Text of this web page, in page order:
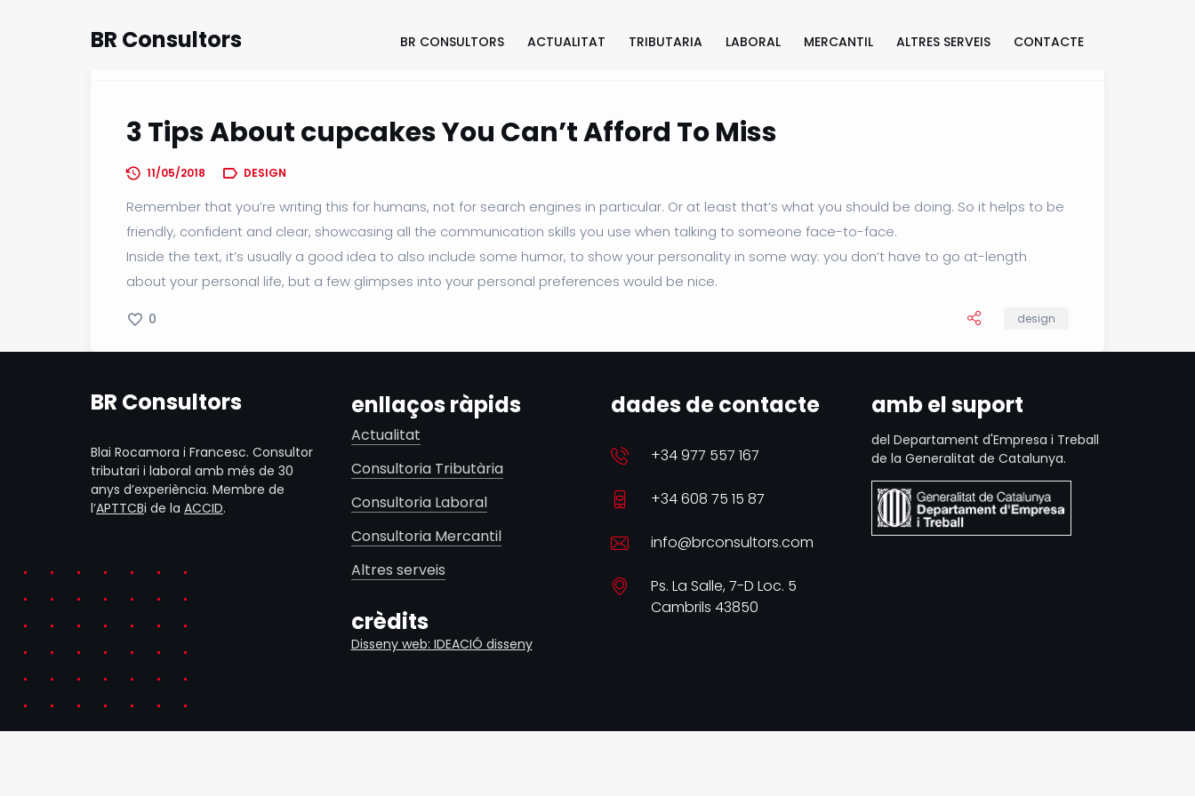
BR Consultors BR CONSULTORS ACTUALITAT TRIBUTARIA LABORAL MERCANTIL ALTRES SERVEIS CONTACTE
3 Tips About cupcakes You Can’t Afford To Miss
11/05/2018 DESIGN
Remember that you’re writing this for humans, not for search engines in particular. Or at least that’s what you should be doing. So it helps to be
friendly, confident and clear, showcasing all the communication skills you use when talking to someone face-to-face.
Inside the text, it’s usually a good idea to also include some humor, to show your personality in some way: you don’t have to go at-length
about your personal life, but a few glimpses into your personal preferences would be nice.
0 design
BR Consultors
Blai Rocamora i Francesc. Consultor
tributari i laboral amb més de 30
anys d’experiència. Membre de
l’APTTCBi de la ACCID.
enllaços ràpids
Actualitat
Consultoria Tributària
Consultoria Laboral
Consultoria Mercantil
Altres serveis
crèdits
Disseny web: IDEACIÓ disseny
dades de contacte
+34 977 557 167
+34 608 75 15 87
info@brconsultors.com
Ps. La Salle, 7-D Loc. 5
Cambrils 43850
amb el suport
del Departament d'Empresa i Treball
de la Generalitat de Catalunya.